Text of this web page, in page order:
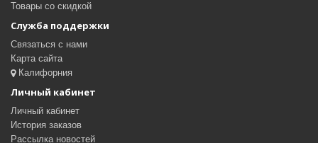
Товары со скидкой
Служба поддержки
Связаться с нами
Карта сайта
Калифорния
Личный кабинет
Личный кабинет
История заказов
Рассылка новостей